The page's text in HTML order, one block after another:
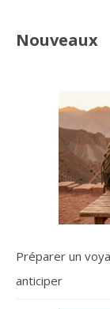
Nouveaux
Préparer un
anticiper